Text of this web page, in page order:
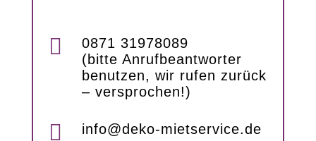

0871 31978089
(bitte Anrufbeantworter
benutzen, wir rufen zurück
– versprochen!)
 info@deko-mietservice.de